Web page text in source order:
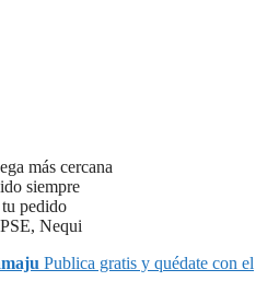
más cercana
siempre
pedido
Nequi
Publica gratis y quédate con el